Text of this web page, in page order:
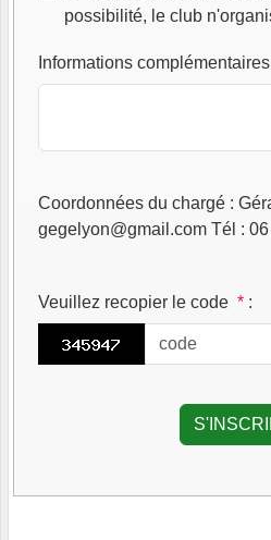
possibilité, le club
Informations complémentaires
Coordonnées du chargé :
gegelyon@gmail.com Tél :
Veuillez recopier le code * :